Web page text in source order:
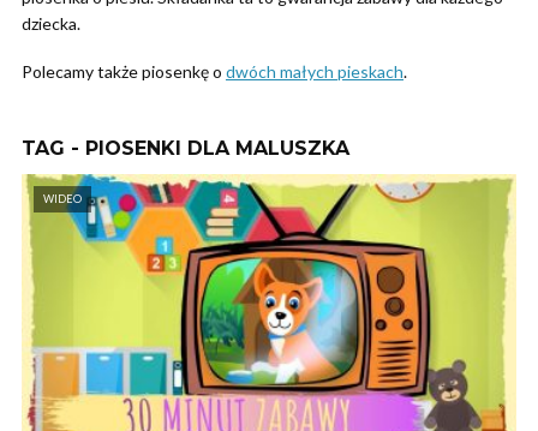
dziecka.
Polecamy także piosenkę o dwóch małych pieskach.
TAG - PIOSENKI DLA MALUSZKA
WIDEO